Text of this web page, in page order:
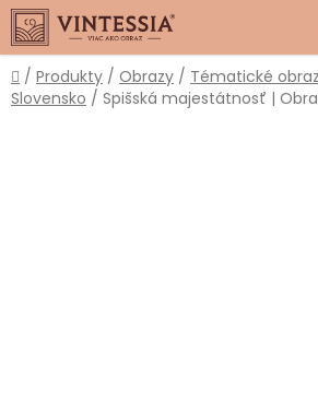
Prejsť
na
obsah
Domov
/ Produkty / Obrazy / Tématické
Slovensko / Spišská majestátnosť |